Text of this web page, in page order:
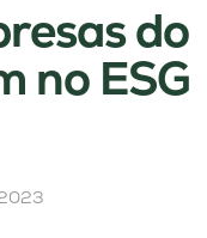
do
no ESG